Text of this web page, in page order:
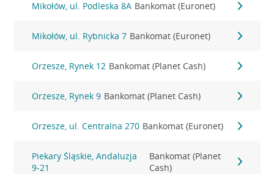
Mikołów, ul. Podleska 8A Bankomat (Euronet)
Mikołów, ul. Rybnicka 7 Bankomat (Euronet)
Orzesze, Rynek 12 Bankomat (Planet Cash)
Orzesze, Rynek 9 Bankomat (Planet Cash)
Orzesze, ul. Centralna 270 Bankomat (Euronet)
Piekary Śląskie, Andaluzja
9-21
Bankomat (Planet
Cash)